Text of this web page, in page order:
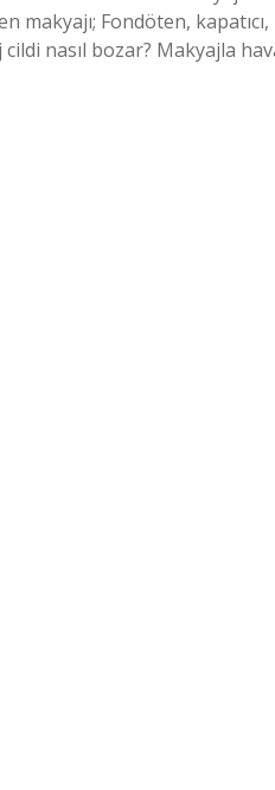
Fondöten, kapatıcı,
nasıl bozar? Makyajla